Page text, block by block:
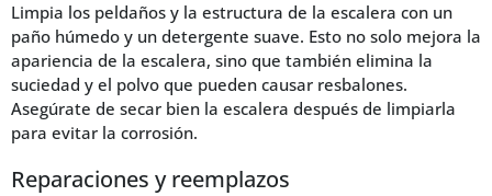
Limpia los peldaños y la estructura de la escalera con un
paño húmedo y un detergente suave. Esto no solo mejora la
apariencia de la escalera, sino que también elimina la
suciedad y el polvo que pueden causar resbalones.
Asegúrate de secar bien la escalera después de limpiarla
para evitar la corrosión.
Reparaciones y reemplazos